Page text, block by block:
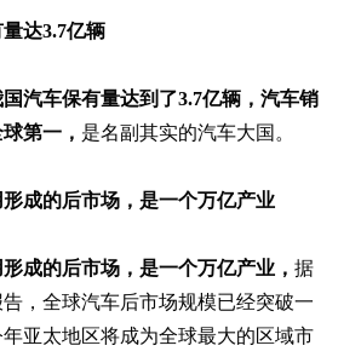
达3.7亿辆
国汽车保有量达到了3.7亿辆，汽车销
第一， 是名副其实的汽车大国。
形成的后市场，是一个万亿产业
成的后市场， 是一个万亿产业， 据
，全球汽车后市场规模已经突破一
亚太地区将成为全球最大的区域市